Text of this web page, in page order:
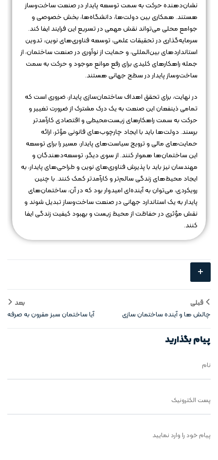
نشان‌دهنده حرکت به سمت توسعه پایدار در صنعت ساخت‌وساز
هستند. همکاری بین دولت‌ها، دانشگاه‌ها، بخش خصوصی و
جوامع محلی می‌تواند نقش مهمی در تسریع این فرایند ایفا کند.
سرمایه‌گذاری در تحقیقات علمی، توسعه فناوری‌های نوین، تدوین
استانداردهای بین‌المللی، و حمایت از نوآوری در صنعت ساختمان، از
جمله راهکارهای کلیدی برای رفع موانع موجود و حرکت به سمت
ساخت‌وساز پایدار در سطح جهانی هستند.
در نهایت، برای تحقق اهداف ساختمان‌سازی پایدار، ضروری است که
تمامی ذینفعان این صنعت به یک درک مشترک از ضرورت تغییر و
حرکت به سمت راهکارهای زیست‌محیطی و اقتصادی کارآمدتر
برسند. دولت‌ها باید با ایجاد چارچوب‌های قانونی مؤثر، ارائه
حمایت‌های مالی و ترویج سیاست‌های پایدار، مسیر را برای توسعه
این ساختمان‌ها هموار کنند. از سوی دیگر، توسعه‌دهندگان و
مهندسان نیز باید با پذیرش فناوری‌های نوین و طراحی‌های پایدار، به
ایجاد محیط‌های زندگی سالم‌تر و کارآمدتر کمک کنند. با چنین
رویکردی، می‌توان به آینده‌ای امیدوار بود که در آن، ساختمان‌های
پایدار به یک استاندارد جهانی در صنعت ساخت‌وساز تبدیل شوند و
نقش مؤثری در حفاظت از محیط زیست و بهبود کیفیت زندگی ایفا
کنند.
+
قبلی
چالش‌ ها و آینده ساختمان‌ سازی
پایدار
بعد
آیا ساختمان‌ سبز مقرون‌ به‌ صرفه
است؟
پیام بگذارید
نام
پست الکترونیک
پیام خود را وارد نمایید